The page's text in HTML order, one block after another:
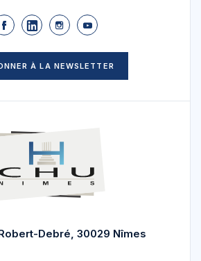
À LA NEWSLETTER
Debré, 30029 Nîmes